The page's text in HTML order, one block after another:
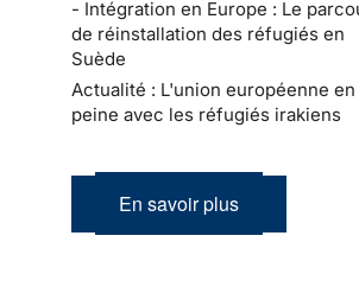
- Intégration en Europe : Le
de réinstallation des réfugiés en
Suède
Actualité : L'union européenne en
peine avec les réfugiés irakiens
En savoir plus